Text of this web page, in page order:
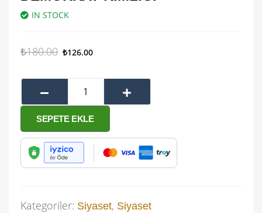
IN STOCK
₺180.00 ₺126.00
SEPETE EKLE
Kategoriler: Siyaset, Siyaset